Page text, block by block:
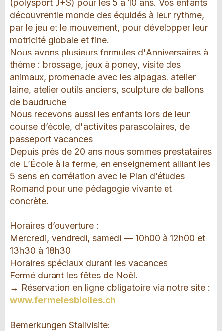
(polysport J+S) pour les 5 à 10 ans. Vos enfants
découvrentle monde des équidés à leur rythme,
par le jeu et le mouvement, pour développer leur
motricité globale et fine.
Nous avons plusieurs formules d'Anniversaires à
thème : brossage, jeux à poney, visite des
animaux, promenade avec les alpagas, atelier
laine, atelier outils anciens, sculpture de ballons
de baudruche
Nous recevons aussi les enfants lors de leur
course d’école, d'activités parascolaires, de
passeport vacances
Depuis près de 20 ans nous sommes prestataires
de L’École à la ferme, en enseignement alliant les
5 sens en corrélation avec le Plan d’études
Romand pour une pédagogie vivante et
concrète.
Horaires d’ouverture :
Mercredi, vendredi, samedi — 10h00 à 12h00 et
13h30 à 18h30
Horaires spéciaux durant les vacances
Fermé durant les fêtes de Noël.
→ Réservation en ligne obligatoire via notre site :
www.fermelesbiolles.ch
Bemerkungen Stallvisite: